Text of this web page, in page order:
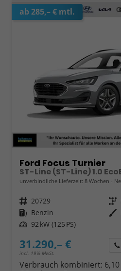
ab 285,– € mtl.
Ford Focus Turnier
unverbindliche Lieferzeit: 8 Wochen
Fahrzeugnr. 20729 Getriebe
Kraftstoff Benzin Außenfarbe
Leistung 92 kW (125 PS)
31.290,– €
incl. 19% MwSt.
Verbrauch kombiniert: